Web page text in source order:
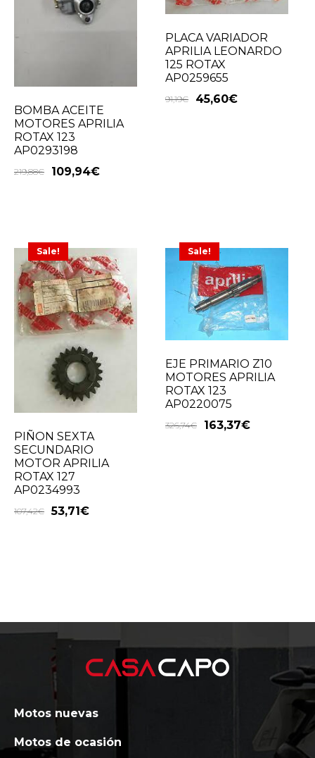
BOMBA ACEITE
MOTORES APRILIA
ROTAX 123
AP0293198
219,88€ 109,94€
PLACA VARIADOR
APRILIA LEONARDO
125 ROTAX
AP0259655
91,19€ 45,60€
Sale!
PIÑON SEXTA
SECUNDARIO
MOTOR APRILIA
ROTAX 127
AP0234993
107,42€ 53,71€
Sale!
EJE PRIMARIO Z10
MOTORES APRILIA
ROTAX 123
AP0220075
326,74€ 163,37€
Motos nuevas
Motos de ocasión